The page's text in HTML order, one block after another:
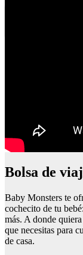
Bolsa de
Baby Monsters te
cochecito de tu
más. A donde
que necesitas para
de casa.